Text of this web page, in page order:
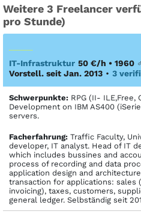
Weitere 3 Freelancer
pro Stunde)
IT-Infrastruktur 50 €/h • 1960
Vorstell. seit Jan. 2013 • 3
Schwerpunkte: RPG (II- ILE,Free,
Development on IBM AS400
servers.
Facher­fahrung: Traffic Faculty,
developer, IT analyst. Head of IT
which includes bussines and
process of recording and data
application design and
transaction for applications: sales
invoicing), taxes, customers,
general ledger. Selbständig seit